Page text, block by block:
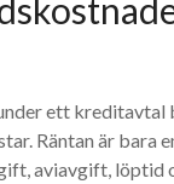
ett kreditavtal
Räntan är bara
aviavgift, löptid